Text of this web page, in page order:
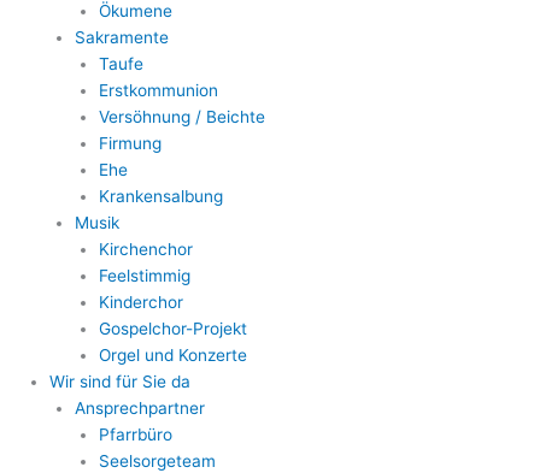
Ökumene
Sakramente
Taufe
Erstkommunion
Versöhnung / Beichte
Firmung
Ehe
Krankensalbung
Musik
Kirchenchor
Feelstimmig
Kinderchor
Gospelchor-Projekt
Orgel und Konzerte
Wir sind für Sie da
Ansprechpartner
Pfarrbüro
Seelsorgeteam